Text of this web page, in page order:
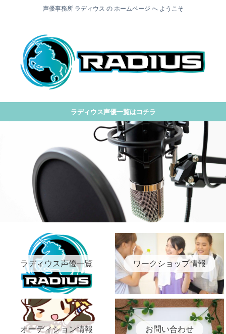
声優事務所 ラディウス の ホームページ へ ようこそ
ラディウス声優一覧はコチラ
ラディウス声優一覧 ワークショップ情報
オーディション情報 お問い合わせ